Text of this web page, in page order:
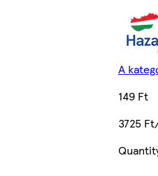
A
149 Ft
3725